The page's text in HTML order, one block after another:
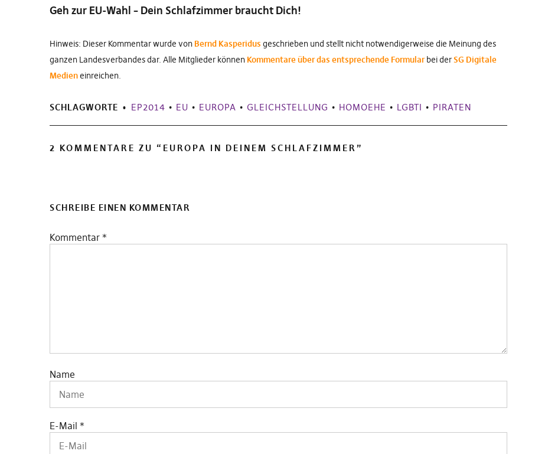
Geh zur EU-Wahl – Dein Schlafzimmer braucht Dich!
Hinweis: Dieser Kommentar wurde von Bernd Kasperidus geschrieben und stellt nicht notwendigerweise die Meinung des
ganzen Landesverbandes dar. Alle Mitglieder können Kommentare über das entsprechende Formularbei derSG Digitale
Medieneinreichen.
SCHLAGWORTE EP2014 • EU • EUROPA • GLEICHSTELLUNG • HOMOEHE • LGBTI • PIRATEN
2 KOMMENTARE ZU “ EUROPA IN DEINEM SCHLAFZIMMER”
SCHREIBE EINEN KOMMENTAR
Kommentar *
Name
E-Mail *